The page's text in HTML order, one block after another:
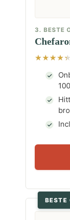
3. BESTE
BESTE